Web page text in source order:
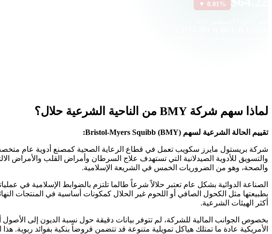
▼ 0.01%
لماذا سهم شركة BMY من الناحية الشرعية حلال؟
تقييم الحالة الشرعية لسهم Bristol-Myers Squibb (BMY):
شركة بريستول مايرز سكويب تعمل في قطاع الرعاية الصحية كمصنع أدوية عام متخصص
والتسويق للأدوية الصيدلانية التي تستهدف علاج السرطان وأمراض القلب والأمراض
والصحة، وهو من الضروريات الخمس في الشريعة الإسلامية.
بطبيعتها مثل الكحول الصافي أو اللحوم غير الحلال كمكونات أساسية في المنتجات
أكثر الهيئات الشرعية.
بخصوص الجوانب المالية للشركة، لم تتوفر بيانات دقيقة حول نسبة الديون إلى الأصول
الأمريكية عادة ما تمتلك هياكل تمويلية متنوعة قد تتضمن قروضاً بنكية بفوائد ربوية.